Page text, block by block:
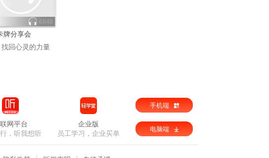
6848
牌分享会
找回心灵的力量
网平台
，听我想听
企业版
员工学习，企业买单
手机端
电脑端